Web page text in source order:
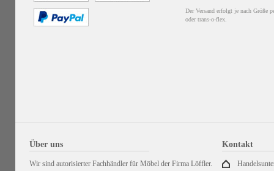
Der Versand erfolgt je nach Größe
oder trans-o-flex.
Über uns
Wir sind autorisierter Fachhändler für Möbel der Firma Löffler.
Kontakt